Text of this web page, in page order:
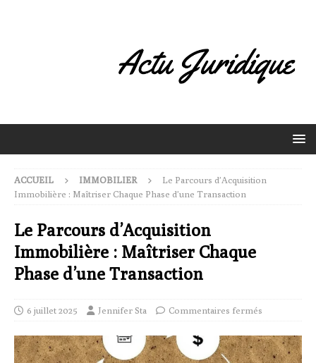
ACCUEIL IMMOBILIER
Le Parcours d’Acquisition
Immobilière : Maîtriser Chaque Phase d’une Transaction
Le Parcours d’Acquisition
Immobilière : Maîtriser Chaque
Phase d’une Transaction
6 juillet 2025 Jennifer Sta Commentaires fermés